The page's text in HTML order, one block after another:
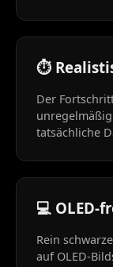
⏱️
Der
tatsächliche
💻 OLED-
Rein
auf OLED-